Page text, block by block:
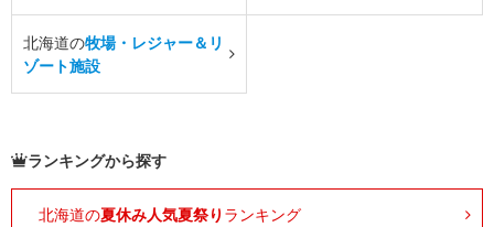
北海道の牧場・レジャー＆リ
ゾート施設
ランキングから探す
北海道の夏休み人気夏祭り ランキング